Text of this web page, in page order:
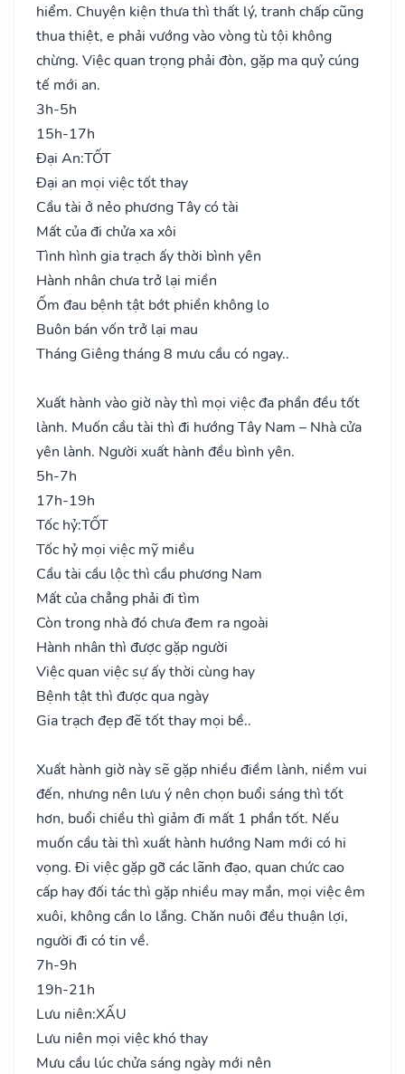
hiểm. Chuyện kiện thưa thì thất lý, tranh chấp cũng
thua thiệt, e phải vướng vào vòng tù tội không
chừng. Việc quan trọng phải đòn, gặp ma quỷ cúng
tế mới an.
3h-5h
15h-17h
Đại An:TỐT
Đại an mọi việc tốt thay
Cầu tài ở nẻo phương Tây có tài
Mất của đi chửa xa xôi
Tình hình gia trạch ấy thời bình yên
Hành nhân chưa trở lại miền
Ốm đau bệnh tật bớt phiền không lo
Buôn bán vốn trở lại mau
Tháng Giêng tháng 8 mưu cầu có ngay..
Xuất hành vào giờ này thì mọi việc đa phần đều tốt
lành. Muốn cầu tài thì đi hướng Tây Nam – Nhà cửa
yên lành. Người xuất hành đều bình yên.
5h-7h
17h-19h
Tốc hỷ:TỐT
Tốc hỷ mọi việc mỹ miều
Cầu tài cầu lộc thì cầu phương Nam
Mất của chẳng phải đi tìm
Còn trong nhà đó chưa đem ra ngoài
Hành nhân thì được gặp người
Việc quan việc sự ấy thời cùng hay
Bệnh tật thì được qua ngày
Gia trạch đẹp đẽ tốt thay mọi bề..
Xuất hành giờ này sẽ gặp nhiều điềm lành, niềm vui
đến, nhưng nên lưu ý nên chọn buổi sáng thì tốt
hơn, buổi chiều thì giảm đi mất 1 phần tốt. Nếu
muốn cầu tài thì xuất hành hướng Nam mới có hi
vọng. Đi việc gặp gỡ các lãnh đạo, quan chức cao
cấp hay đối tác thì gặp nhiều may mắn, mọi việc êm
xuôi, không cần lo lắng. Chăn nuôi đều thuận lợi,
người đi có tin về.
7h-9h
19h-21h
Lưu niên:XẤU
Lưu niên mọi việc khó thay
Mưu cầu lúc chửa sáng ngày mới nên